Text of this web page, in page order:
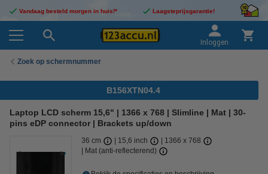
Vandaag besteld morgen in huis!* Laagsteprijsgarantie!
Inloggen
Zoek op schermnummer
B156XTN04.4
Laptop LCD scherm 15,6" | 1366 x 768 | Slimline | Mat | 30-
pins eDP connector | Brackets up/down
36 cm 15,6 inch
1366 x 768
Mat (anti-reflecterend)